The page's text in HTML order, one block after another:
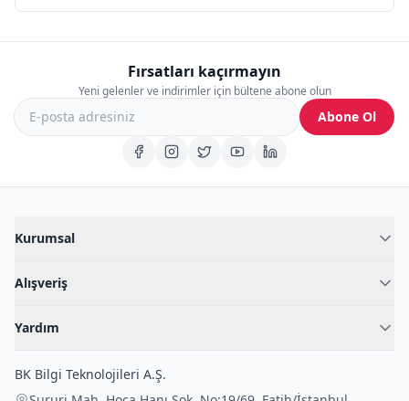
Fırsatları kaçırmayın
Yeni gelenler ve indirimler için bültene abone olun
Abone Ol
Kurumsal
Blog
İç Giyim Rehberi
Alışveriş
Fantazi İç Giyim
Çocuk İç Giyim
Yardım
İade Politikası
BK Bilgi Teknolojileri A.Ş.